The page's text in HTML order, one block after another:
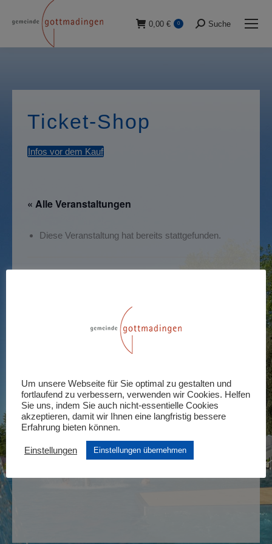
0,00 € 0 Suche:
Suche
Ticket-Shop
Infos vor dem Kauf
« Alle Veranstaltungen
Diese Veranstaltung hat bereits stattgefunden.
KOSTENLOS – 10,50€
Tickets sind nicht länger verfügbar
Um unsere Webseite für Sie optimal zu gestalten und
fortlaufend zu verbessern, verwenden wir Cookies. Helfen
Sie uns, indem Sie auch nicht-essentielle Cookies
akzeptieren, damit wir Ihnen eine langfristig bessere
Erfahrung bieten können.
Einstellungen Einstellungen übernehmen